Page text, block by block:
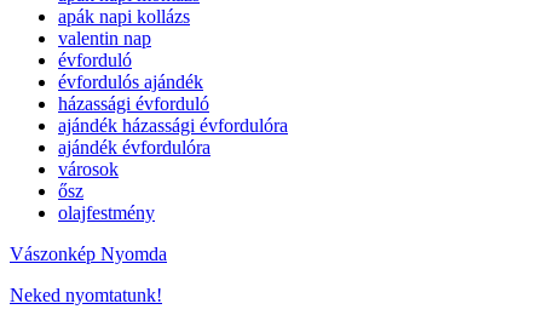
apák napi kollázs
valentin nap
évforduló
évfordulós ajándék
házassági évforduló
ajándék házassági évfordulóra
ajándék évfordulóra
városok
ősz
olajfestmény
Vászonkép Nyomda
Neked nyomtatunk!